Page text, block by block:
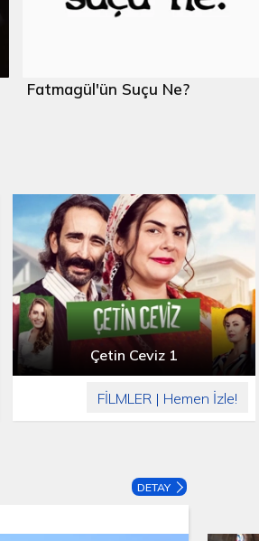
Fatmagül'ün Suçu Ne?
Çetin Ceviz 1
FİLMLER | Hemen İzle!
DETAY